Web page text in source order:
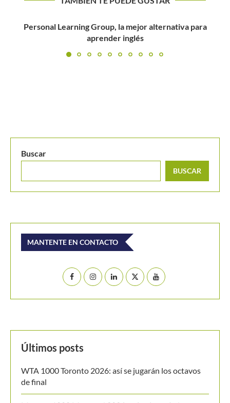
Daniel Galán acude a la remontada en su primera
Buscar
MANTENTE EN CONTACTO